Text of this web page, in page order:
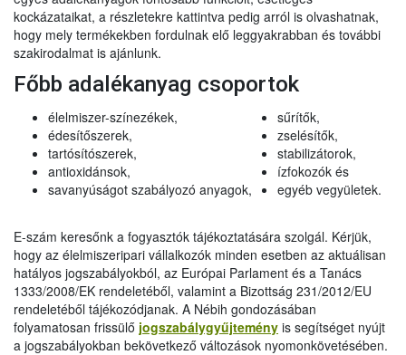
kockázataikat, a részletekre kattintva pedig arról is olvashatnak,
hogy mely termékekben fordulnak elő leggyakrabban és további
szakirodalmat is ajánlunk.
Főbb adalékanyag csoportok
élelmiszer-színezékek,
édesítőszerek,
tartósítószerek,
antioxidánsok,
savanyúságot szabályozó anyagok,
sűrítők,
zselésítők,
stabilizátorok,
ízfokozók és
egyéb vegyületek.
E-szám keresőnk a fogyasztók tájékoztatására szolgál. Kérjük,
hogy az élelmiszeripari vállalkozók minden esetben az aktuálisan
hatályos jogszabályokból, az Európai Parlament és a Tanács
1333/2008/EK rendeletéből, valamint a Bizottság 231/2012/EU
rendeletéből tájékozódjanak. A Nébih gondozásában
folyamatosan frissülő jogszabálygyűjtemény is segítséget nyújt
a jogszabályokban bekövetkező változások nyomonkövetésében.